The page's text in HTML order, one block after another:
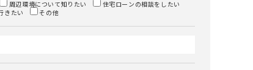
周辺環境について知りたい
住宅ローンの相談をしたい
きたい その他